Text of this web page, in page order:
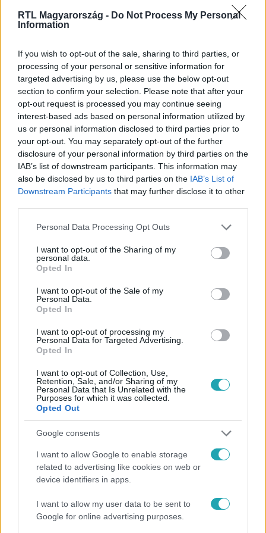
RTL Magyarország - Do Not Process My Personal
Information
If you wish to opt-out of the sale, sharing to third parties, or
processing of your personal or sensitive information for
targeted advertising by us, please use the below opt-out
section to confirm your selection. Please note that after your
opt-out request is processed you may continue seeing
interest-based ads based on personal information utilized by
us or personal information disclosed to third parties prior to
your opt-out. You may separately opt-out of the further
disclosure of your personal information by third parties on the
IAB’s list of downstream participants. This information may
also be disclosed by us to third parties on the IAB’s List of
Downstream Participants that may further disclose it to other
Please note that this website/app uses one or more Google
not limited to your visit or usage behaviour. You may click to
grant or deny consent to Google and its third-party tags to
use your data for below specified purposes in below Google
consent section.
Personal Data Processing Opt Outs
I want to opt-out of the Sharing of my
personal data.
Opted In
I want to opt-out of the Sale of my
Personal Data.
Opted In
I want to opt-out of processing my
Personal Data for Targeted Advertising.
Opted In
I want to opt-out of Collection, Use,
Retention, Sale, and/or Sharing of my
Personal Data that Is Unrelated with the
Purposes for which it was collected.
Opted Out
Google consents
I want to allow Google to enable storage
related to advertising like cookies on web or
device identifiers in apps.
I want to allow my user data to be sent to
Google for online advertising purposes.
Itt állítsd be, hogy az RTL.hu az elsők között
Kövess minket, és értesülj a friss hírekről a
Facebookon is!
OSZTALÉK #CÉG #MINISZTERELNÖK
Népszerű